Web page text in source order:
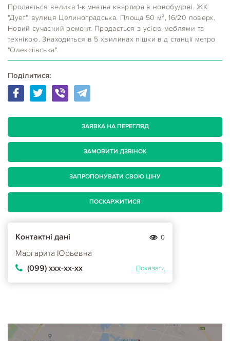
Продається велика 1-кімнатна квартира в новобудові. ЖК
"Дует", вулиця Целиноградська. Площа 50 м², 16/20 поверх.
Новий сучасний ремонт. Продається з усією меблями та
технікою. Знаходиться в 5 хвилинах пішки від станції метро
"Олексіївська".
Поділитися:
ЗАЯВКА НА ПЕРЕГЛЯД
ЗАМОВИТИ ДЗВІНОК
ЗАПРОПОНУВАТИ СВОЮ ЦІНУ
ПОСКАРЖИТИСЯ
Контактні дані 0
Маргарита Юрьевна
(099) ххх-хх-хх
Показати